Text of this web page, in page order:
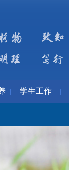
| 学生工作 |